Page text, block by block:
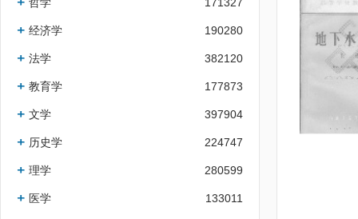
经济学 190280
法学 382120
教育学 177873
文学 397904
历史学 224747
理学 280599
医学 133011